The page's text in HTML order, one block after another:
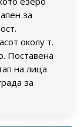
за
околу т.
Поставена
на лица
за